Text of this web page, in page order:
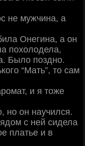
не мужчина, а
Онегина, а он
похолодела,
Было поздно.
“Мать”, то сам
и я тоже
но он научился.
с ней сидела
платье и в